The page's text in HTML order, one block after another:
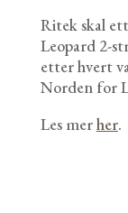
Ritek skal
Leopard 2-
etter hvert
Norden for
Les merher.